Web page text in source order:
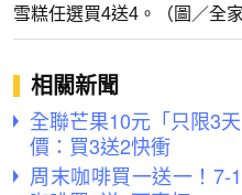
雪糕任選買4送4。（圖／全家
相關新聞
全聯芒果10元「只限3
價：買3送2快衝
周末咖啡買一送一！